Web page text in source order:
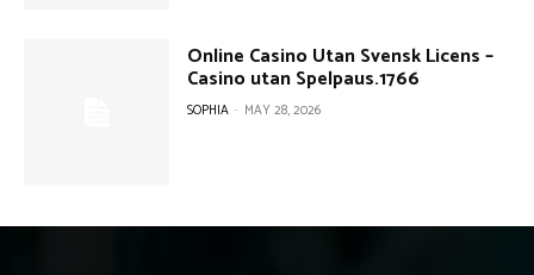
Online Casino Utan Svensk Licens –
Casino utan Spelpaus.1766
SOPHIA - MAY 28, 2026